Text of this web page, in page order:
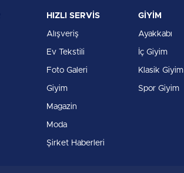
HIZLI SERVİS
Alışveriş
Ev Tekstili
Foto Galeri
Giyim
Magazin
Moda
Şirket Haberleri
GİYİM
Ayakkabı
İç Giyim
Klasik Giyim
Spor Giyim